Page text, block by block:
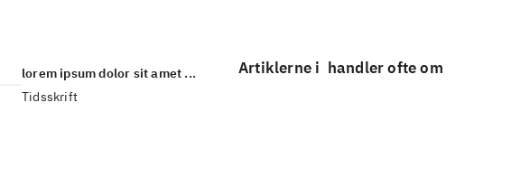
lorem ipsum dolor sit amet ...
Tidsskrift
Artiklerne i handler ofte om